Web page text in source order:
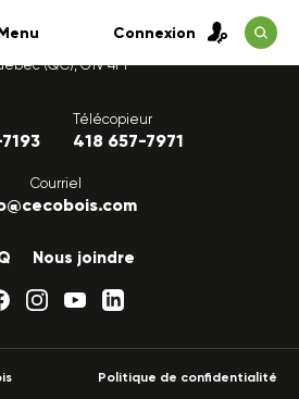
Connexion
Lavigerie, Bureau 200
(QC), G1V 4P1
Télécopieur
418 657-7971
Courriel
Nous joindre
Politique de confidentialité